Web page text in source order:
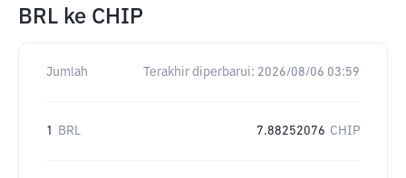
BRL ke CHIP
Jumlah Terakhir diperbarui: 2026/08/06 03:59
1 BRL 7.88252076 CHIP